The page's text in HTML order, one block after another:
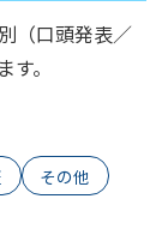
（口頭発表／
。
その他